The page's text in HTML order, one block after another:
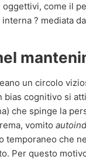
come il
? mediata
un circolo
cognitivo si
che spinge la
vomito
temporaneo che
Per questo